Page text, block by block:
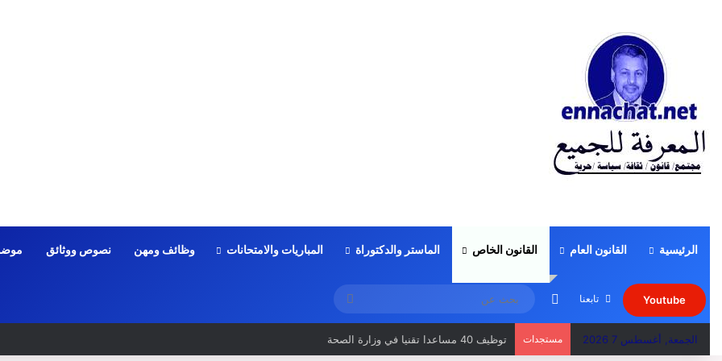
الرئيسية القانون العام القانون الخاص الماستر والدكتوراة المباريات والامتحانات وظائف ومهن نصوص ووثائق
Youtube تابعنا الوضع المظلم
عن
الجمعة, أغسطس 7 2026 مستجدات توظيف 40 مساعدا تقنيا في وزارة الصحة